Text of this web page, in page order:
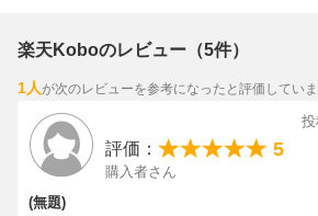
楽天Koboのレビュー（5件）
1人が次のレビューを参考になったと評価してい
投
評価： 5
購入者さん
(無題)